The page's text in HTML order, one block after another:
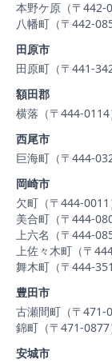
本野ケ原（〒442-
八幡町（〒442-
田原市
田原町（〒441-
額田郡
横落（〒444-0114
西尾市
巨海町（〒444-
岡崎市
欠町（〒444-0011
美合町（〒444-
上六名（〒444-
上佐々木町（〒
舞木町（〒444-
豊田市
古瀬間町（〒471-
錦町（〒471-0877
安城市